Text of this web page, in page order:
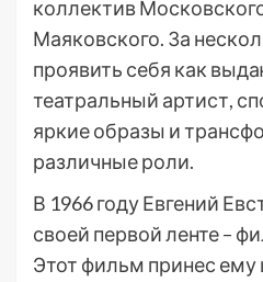
коллектив
Маяковского. За
проявить себя как
театральный артист,
яркие образы и
различные роли.
В 1966 году Евгений
своей первой ленте –
Этот фильм принес